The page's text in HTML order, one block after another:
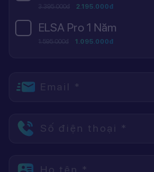
3.395.000đ 2.195.000đ
ELSA Pro 1 Năm
1.595.000đ 1.095.000đ
Email *
Số điện thoại *
Họ tên *